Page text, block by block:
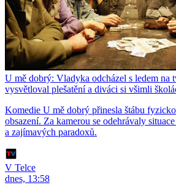
U mě dobrý: Vladyka odcházel s ledem na
vysvětloval plešatění a diváci si všimli
Komedie U mě dobrý přinesla štábu
obsazení. Za kamerou se odehrávaly
a zajímavých paradoxů.
V Telce
dnes, 13:58